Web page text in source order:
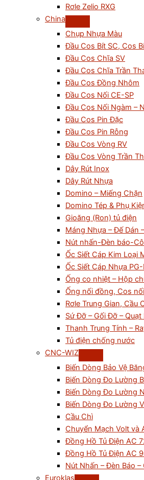
Rơle Zelio RXG
China
Chụp Nhựa Màu
Đầu Cos Bít SC, Cos
Đầu Cos Chĩa SV
Đầu Cos Chĩa Trần
Đầu Cos Đồng Nhôm
Đầu Cos Nối CE-SP
Đầu Cos Nối Ngàm –
Đầu Cos Pin Đặc
Đầu Cos Pin Rỗng
Đầu Cos Vòng RV
Đầu Cos Vòng Trần
Dây Rút Inox
Dây Rút Nhựa
Domino – Miếng Chặn
Domino Tép & Phụ
Gioăng (Ron) tủ điện
Máng Nhựa – Đế Dán
Nút nhấn-Đèn báo-
Ốc Siết Cáp Kim Loại
Ốc Siết Cáp Nhựa
Ống co nhiệt – Hộp
Ống nối đồng, Cos
Rơle Trung Gian, Cầu
Sứ Đỡ – Gối Đỡ – Quạt
Thanh Trung Tính –
Tủ điện chống nước
CNC-WIZ
Biến Dòng Bảo Vệ
Biến Dòng Đo Lường
Biến Dòng Đo Lường
Biến Dòng Đo Lường
Cầu Chì
Chuyển Mạch Volt và
Đồng Hồ Tủ Điện AC
Đồng Hồ Tủ Điện AC
Nút Nhấn – Đèn Báo
Euroklas